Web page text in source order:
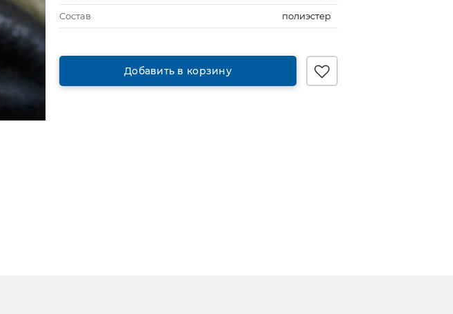
Состав полиэстер
Добавить в корзину